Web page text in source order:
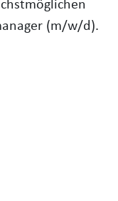
(m/w/d).​